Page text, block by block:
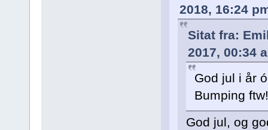
2018, 16:24
Sitat fra:
2017, 00:34
God jul i år
Bumping ftw!
God jul, og